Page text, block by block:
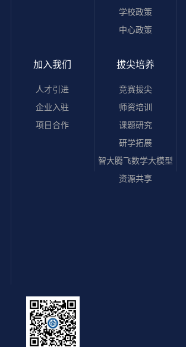
学校政策
中心政策
加入我们
人才引进
企业入驻
项目合作
拔尖培养
竞赛拔尖
师资培训
课题研究
研学拓展
智大腾飞数学大模型
资源共享